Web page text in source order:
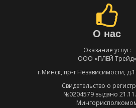
О нас
Оказание услуг:
ООО «ПЛЕЙ Трейд»
г.Минск, пр-т Независимости,
Свидетельство о
№0204579 выдано